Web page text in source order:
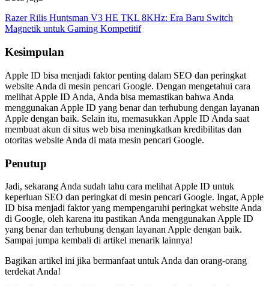
Razer Rilis Huntsman V3 HE TKL 8KHz: Era Baru Switch
Magnetik untuk Gaming Kompetitif
Kesimpulan
Apple ID bisa menjadi faktor penting dalam SEO dan peringkat
website Anda di mesin pencari Google. Dengan mengetahui cara
melihat Apple ID Anda, Anda bisa memastikan bahwa Anda
menggunakan Apple ID yang benar dan terhubung dengan layanan
Apple dengan baik. Selain itu, memasukkan Apple ID Anda saat
membuat akun di situs web bisa meningkatkan kredibilitas dan
otoritas website Anda di mata mesin pencari Google.
Penutup
Jadi, sekarang Anda sudah tahu cara melihat Apple ID untuk
keperluan SEO dan peringkat di mesin pencari Google. Ingat, Apple
ID bisa menjadi faktor yang mempengaruhi peringkat website Anda
di Google, oleh karena itu pastikan Anda menggunakan Apple ID
yang benar dan terhubung dengan layanan Apple dengan baik.
Sampai jumpa kembali di artikel menarik lainnya!
Bagikan artikel ini jika bermanfaat untuk Anda dan orang-orang
terdekat Anda!